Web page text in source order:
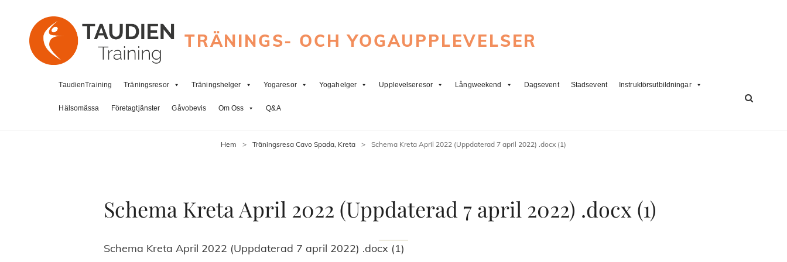
TRÄNINGS- OCH YOGAUPPLEVELSER
TaudienTraining Träningsresor Träningshelger Yogaresor Yogahelger Upplevelseresor Långweekend Dagsevent Stadsevent Instruktörsutbildningar
Hälsomässa Företagtjänster Gåvobevis Om Oss Q&A
Hem > Träningsresa Cavo Spada, Kreta > Schema Kreta April 2022 (Uppdaterad 7 april 2022) .docx (1)
Schema Kreta April 2022 (Uppdaterad 7 april 2022) .docx (1)
Schema Kreta April 2022 (Uppdaterad 7 april 2022) .docx (1)